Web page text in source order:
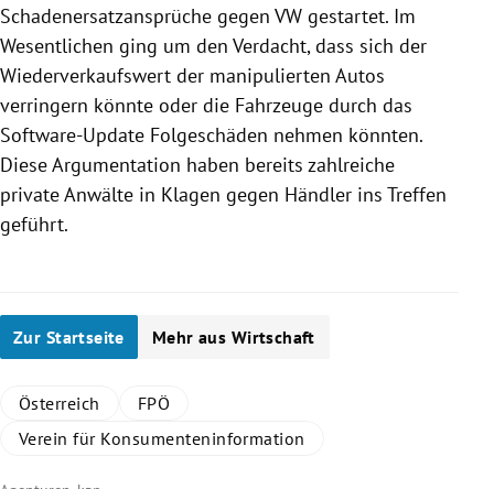
Schadenersatzansprüche gegen VW gestartet. Im
Wesentlichen ging um den Verdacht, dass sich der
Wiederverkaufswert der manipulierten Autos
verringern könnte oder die Fahrzeuge durch das
Software-Update Folgeschäden nehmen könnten.
Diese Argumentation haben bereits zahlreiche
private Anwälte in Klagen gegen Händler ins Treffen
geführt.
Zur Startseite Mehr aus Wirtschaft
Österreich
FPÖ
Verein für Konsumenteninformation